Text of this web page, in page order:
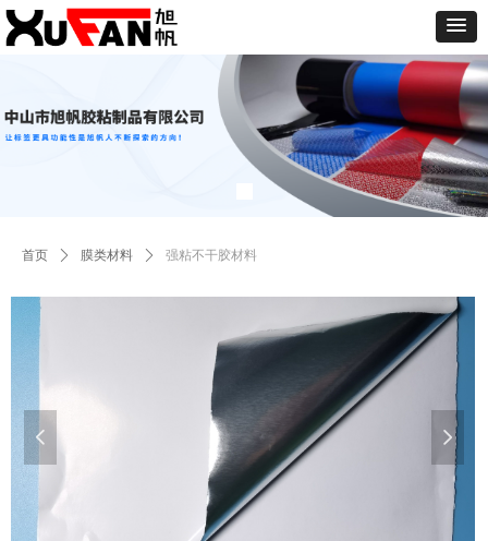
首页 ꄲ 膜类材料 ꄲ 强粘不干胶材料
넳 넲